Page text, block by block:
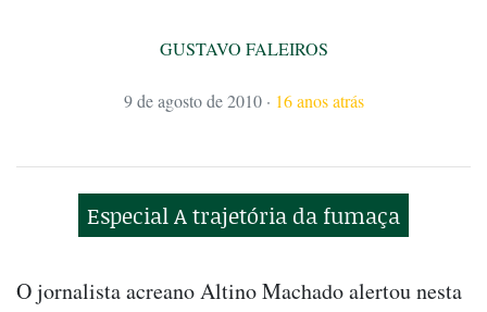
GUSTAVO FALEIROS
9 de agosto de 2010 · 16 anos atrás
Especial A trajetória da fumaça
O jornalista acreano Altino Machado alertou nesta